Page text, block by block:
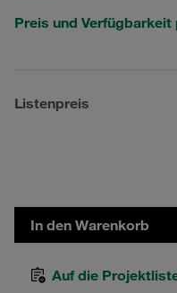
Preis und Verfügbarkeit
Listenpreis
In den Warenkorb
Auf die